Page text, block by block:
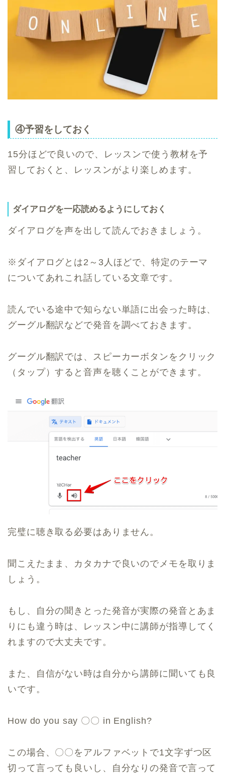
④予習をしておく
15分ほどで良いので、レッスンで使う教材を予
習しておくと、レッスンがより楽しめます。
ダイアログを一応読めるようにしておく
ダイアログを声を出して読んでおきましょう。
※ダイアログとは2～3人ほどで、特定のテーマ
についてあれこれ話している文章です。
読んでいる途中で知らない単語に出会った時は、
グーグル翻訳などで発音を調べておきます。
グーグル翻訳では、スピーカーボタンをクリック
（タップ）すると音声を聴くことができます。
完璧に聴き取る必要はありません。
聞こえたまま、カタカナで良いのでメモを取りま
しょう。
もし、自分の聞きとった発音が実際の発音とあま
りにも違う時は、レッスン中に講師が指導してく
れますので大丈夫です。
また、自信がない時は自分から講師に聞いても良
いです。
How do you say 〇〇 in English?
この場合、〇〇をアルファベットで1文字ずつ区
切って言っても良いし、自分なりの発音で言って